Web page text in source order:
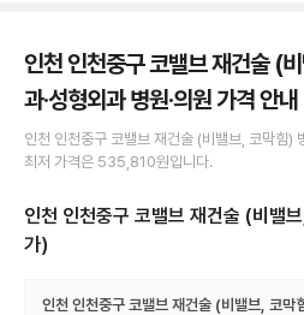
인천 인천중구 코밸브 재건술 (
과·성형외과 병원·의원가격 안내
인천 인천중구 코밸브 재건술 (비밸브, 코막힘)
최저 가격은 535,810원입니다.
인천 인천중구 코밸브 재건술 (비밸
가)
인천 인천중구 코밸브 재건술 (비밸브, 코막